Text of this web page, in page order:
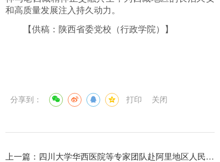
和高质量发展注入持久动力。
【供稿：陕西省委党校（行政学院）】
分享到： 打印 关闭
上一篇： 四川大学华西医院等专家团队赴阿里地区人民医院调研共商高原医学中心建设新篇章